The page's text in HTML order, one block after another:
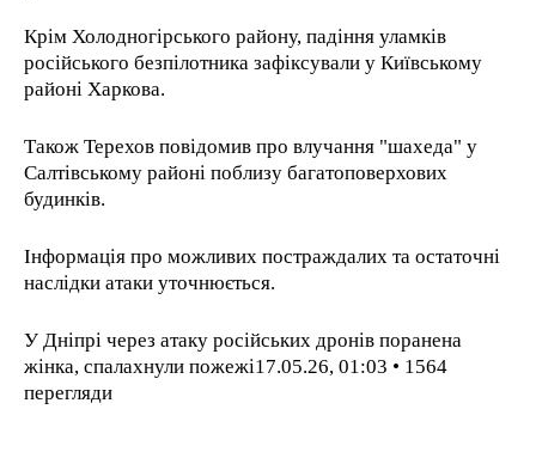
Крім Холодногірського району, падіння уламків
російського безпілотника зафіксували у Київському
районі Харкова.
Також Терехов повідомив про влучання "шахеда" у
Салтівському районі поблизу багатоповерхових
будинків.
Інформація про можливих постраждалих та остаточні
наслідки атаки уточнюється.
У Дніпрі через атаку російських дронів поранена
жінка, спалахнули пожежі17.05.26, 01:03 • 1564
перегляди